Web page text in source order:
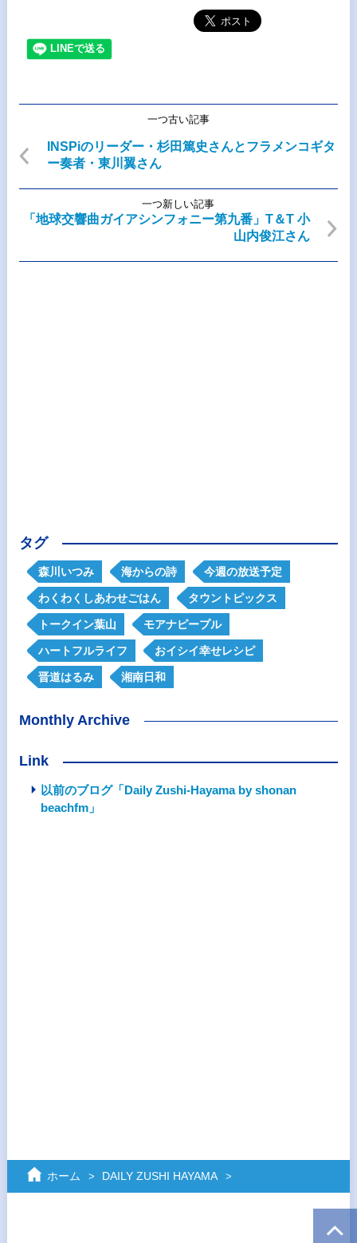
一つ古い記事
INSPiのリーダー・杉田篤史さんとフラメンコギタ
ー奏者・東川翼さん
一つ新しい記事
「地球交響曲ガイアシンフォニー第九番」T＆T 小
山内俊江さん
タグ
森川いつみ 海からの詩 今週の放送予定
わくわくしあわせごはん タウントピックス
トークイン葉山 モアナピープル
ハートフルライフ おイシイ幸せレシピ
晋道はるみ 湘南日和
Monthly Archive
Link
以前のブログ「Daily Zushi-Hayama by shonan
beachfm」
ホーム DAILY ZUSHI HAYAMA